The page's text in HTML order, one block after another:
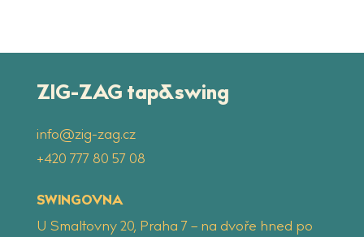
ZIG-ZAG tap&swing
info@zig-zag.cz
‭+420 777 80 57 08
SWINGOVNA
U Smaltovny 20, Praha 7 – na dvoře hned po